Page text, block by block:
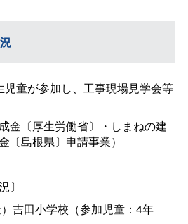
童が参加し、工事現場見学会等
金〔厚生労働省〕・しまねの建
〔島根県〕申請事業）
〕
吉田小学校（参加児童：4年